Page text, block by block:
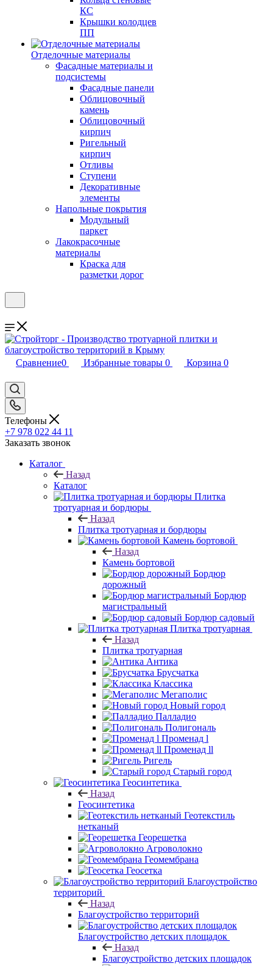
КС
Крышки колодцев
ПП
Отделочные материалы
Фасадные материалы и
подсистемы
Фасадные панели
Облицовочный
камень
Облицовочный
кирпич
Ригельный
кирпич
Отливы
Ступени
Декоративные
элементы
Напольные покрытия
Модульный
паркет
Лакокрасочные
материалы
Краска для
разметки дорог
Сравнение0 Избранные товары 0 Корзина 0
Телефоны
+7 978 022 44 11
Заказать звонок
Каталог
Назад
Каталог
Плитка
тротуарная и бордюры
Назад
Плитка тротуарная и бордюры
Камень бортовой
Назад
Камень бортовой
Бордюр
дорожный
Бордюр
магистральный
Бордюр садовый
Плитка тротуарная
Назад
Плитка тротуарная
Антика
Брусчатка
Классика
Мегаполис
Новый город
Палладио
Полигональ
Променад l
Променад ll
Ригель
Старый город
Геосинтетика
Назад
Геосинтетика
Геотекстиль
нетканый
Георешетка
Агроволокно
Геомембрана
Геосетка
Благоустройство
территорий
Назад
Благоустройство территорий
Благоустройство детских площадок
Назад
Благоустройство детских площадок